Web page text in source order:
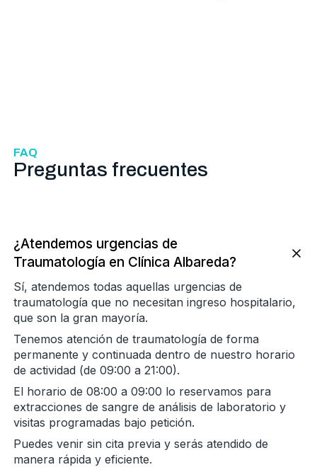
FAQ
Preguntas frecuentes
¿Atendemos urgencias de
Traumatología en Clínica Albareda?
Sí, atendemos todas aquellas urgencias de
traumatología que no necesitan ingreso hospitalario,
que son la gran mayoría.
Tenemos atención de traumatología de forma
permanente y continuada dentro de nuestro horario
de actividad (de 09:00 a 21:00).
El horario de 08:00 a 09:00 lo reservamos para
extracciones de sangre de análisis de laboratorio y
visitas programadas bajo petición.
Puedes venir sin cita previa y serás atendido de
manera rápida y eficiente.